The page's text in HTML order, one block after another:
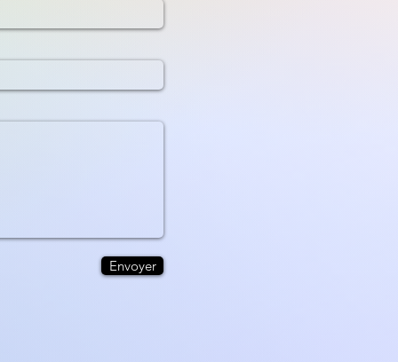
Envoyer